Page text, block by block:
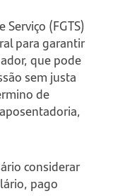
(FGTS)
para garantir
que pode
sem justa
de
considerar
pago